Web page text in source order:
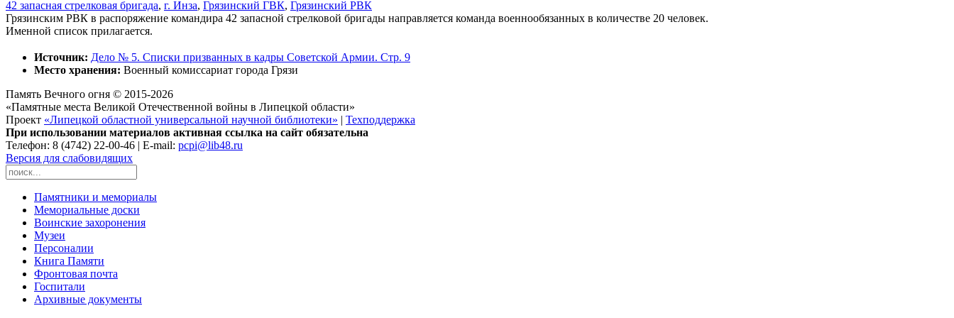
42 запасная стрелковая бригада, г. Инза, Грязинский ГВК, Грязинский РВК
Грязинским РВК в распоряжение командира 42 запасной стрелковой бригады направляется команда военнообязанных в количестве 20 человек.
Именной список прилагается.
Источник: Дело № 5. Списки призванных в кадры Советской Армии. Стр. 9
Место хранения: Военный комиссариат города Грязи
Память Вечного огня © 2015-2026
«Памятные места Великой Отечественной войны в Липецкой области»
Проект «Липецкой областной универсальной научной библиотеки» | Техподдержка
При использовании материалов активная ссылка на сайт обязательна
Телефон: 8 (4742) 22-00-46 | E-mail: pcpi@lib48.ru
Версия для слабовидящих
Памятники и мемориалы
Мемориальные доски
Воинские захоронения
Музеи
Персоналии
Книга Памяти
Фронтовая почта
Госпитали
Архивные документы